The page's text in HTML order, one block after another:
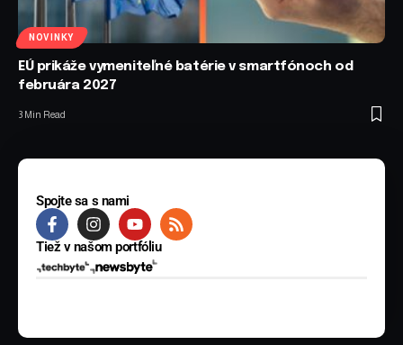
NOVINKY
EÚ prikáže vymeniteľné batérie v smartfónoch od
februára 2027
3 Min Read
Spojte sa s nami
Tiež v našom portfóliu